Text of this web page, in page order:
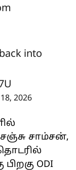
into
2026
சாம்சன்,
ODI